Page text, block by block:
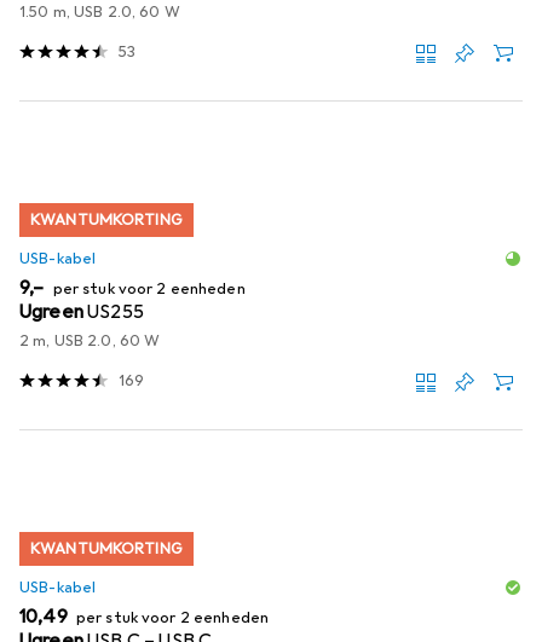
1.50 m, USB 2.0, 60 W
53
KWANTUMKORTING
USB-kabel
EUR
9,– per stuk voor 2 eenheden
UgreenUS255
2 m, USB 2.0, 60 W
169
KWANTUMKORTING
USB-kabel
EUR
10,49 per stuk voor 2 eenheden